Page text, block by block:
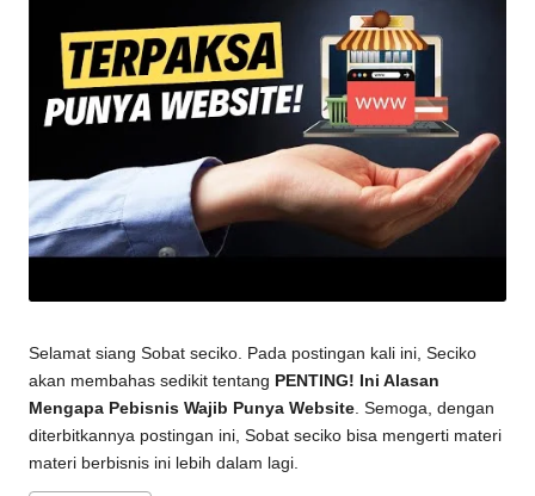
Selamat siang Sobat seciko. Pada postingan kali ini, Seciko
akan membahas sedikit tentang PENTING! Ini Alasan
Mengapa Pebisnis Wajib Punya Website. Semoga, dengan
diterbitkannya postingan ini, Sobat seciko bisa mengerti materi
materi berbisnis ini lebih dalam lagi.